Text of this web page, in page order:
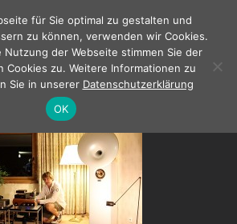
für Sie optimal zu gestalten und
zu können, verwenden wir Cookies.
Nutzung der Webseite stimmen Sie der
Cookies zu. Weitere Informationen zu
Sie in unserer Datenschutzerklärung
OK